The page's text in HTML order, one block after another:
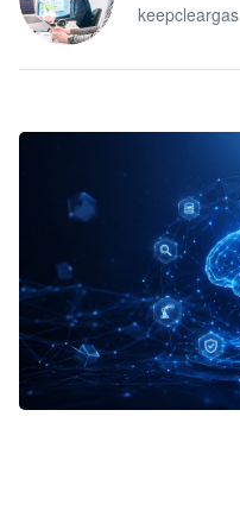
keepcleargas